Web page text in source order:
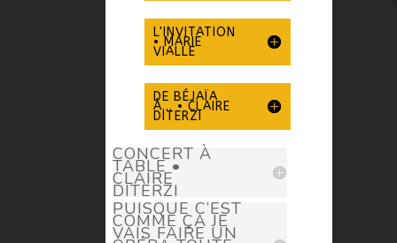
L'INVITATION
• MARIE
VIALLE
DE BÉJAÏA
À... • CLAIRE
DITERZI
CONCERT À
TABLE •
CLAIRE
DITERZI
PUISQUE C’EST
COMME ÇA JE
VAIS FAIRE UN